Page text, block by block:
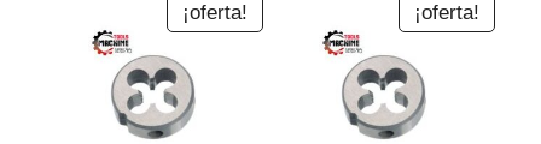
¡oferta! ¡oferta!